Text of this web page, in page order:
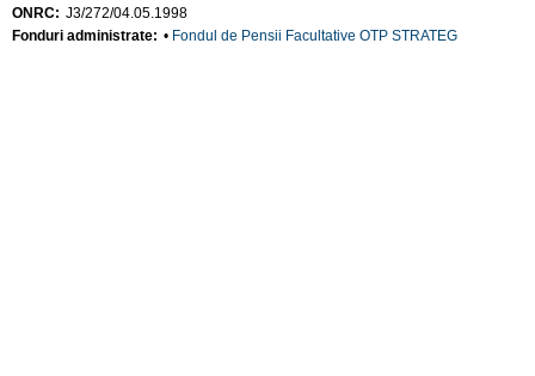
ONRC: J3/272/04.05.1998
Fonduri administrate: • Fondul de Pensii Facultative OTP STRATEG